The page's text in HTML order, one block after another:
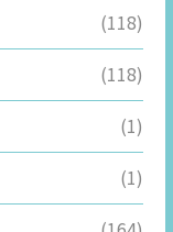
(118)
(118)
(1)
(1)